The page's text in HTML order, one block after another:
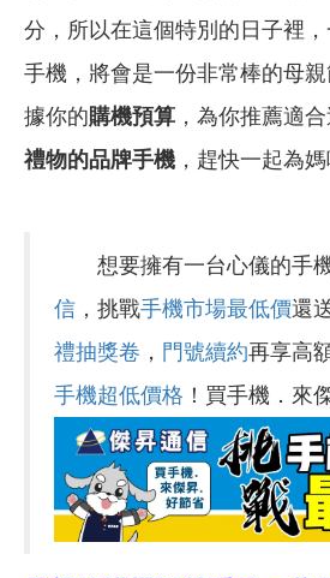
分，所以在這個特別的日子裡
手機，將會是一份非常棒的母
據你的購機預算 ，為你推薦適
禮物的品牌手機 ，趕快一起為
想要擁有一台心儀的手機
信 ，挑戰手機市場最低價還
禮抽獎卷 ， 門號續約再享高
手機超低價格 ！買手機．來